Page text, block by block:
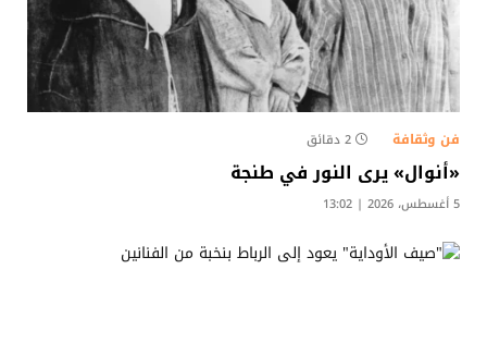
فن وثقافة 2 دقائق
«أنوال» يرى النور في طنجة
5 أغسطس، 2026 | 13:02